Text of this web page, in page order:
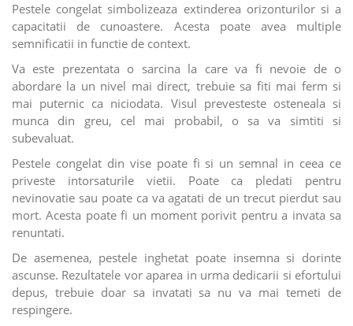
Pestele congelat simbolizeaza extinderea orizonturilor si a
capacitatii de cunoastere. Acesta poate avea multiple
semnificatii in functie de context.
Va este prezentata o sarcina la care va fi nevoie de o
abordare la un nivel mai direct, trebuie sa fiti mai ferm si
mai puternic ca niciodata. Visul prevesteste osteneala si
munca din greu, cel mai probabil, o sa va simtiti si
subevaluat.
Pestele congelat din vise poate fi si un semnal in ceea ce
priveste intorsaturile vietii. Poate ca pledati pentru
nevinovatie sau poate ca va agatati de un trecut pierdut sau
mort. Acesta poate fi un moment porivit pentru a invata sa
renuntati.
De asemenea, pestele inghetat poate insemna si dorinte
ascunse. Rezultatele vor aparea in urma dedicarii si efortului
depus, trebuie doar sa invatati sa nu va mai temeti de
respingere.